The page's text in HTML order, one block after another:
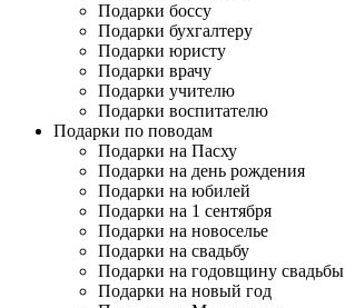
Подарки боссу
Подарки бухгалтеру
Подарки юристу
Подарки врачу
Подарки учителю
Подарки воспитателю
Подарки по поводам
Подарки на Пасху
Подарки на день рождения
Подарки на юбилей
Подарки на 1 сентября
Подарки на новоселье
Подарки на свадьбу
Подарки на годовщину свадьбы
Подарки на новый год